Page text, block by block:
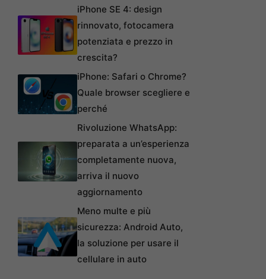
iPhone SE 4: design
rinnovato, fotocamera
potenziata e prezzo in
crescita?
iPhone: Safari o Chrome?
Quale browser scegliere e
perché
Rivoluzione WhatsApp:
preparata a un’esperienza
completamente nuova,
arriva il nuovo
aggiornamento
Meno multe e più
sicurezza: Android Auto,
la soluzione per usare il
cellulare in auto